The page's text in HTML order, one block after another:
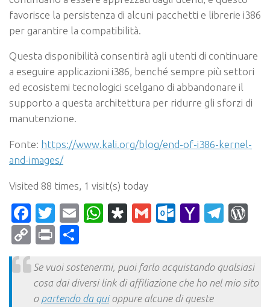
favorisce la persistenza di alcuni pacchetti e librerie i386
per garantire la compatibilità.
Questa disponibilità consentirà agli utenti di continuare
a eseguire applicazioni i386, benché sempre più settori
ed ecosistemi tecnologici scelgano di abbandonare il
supporto a questa architettura per ridurre gli sforzi di
manutenzione.
Fonte: https://www.kali.org/blog/end-of-i386-kernel-
and-images/
Visited 88 times, 1 visit(s) today
Facebook
Twitter
EmailWhatsApp
Diaspora
Gmail Yahoo
CopyPrint
Se vuoi sostenermi, puoi farlo acquistando qualsiasi
cosa dai diversi link di affiliazione che ho nel mio sito
o partendo da quioppure alcune di queste